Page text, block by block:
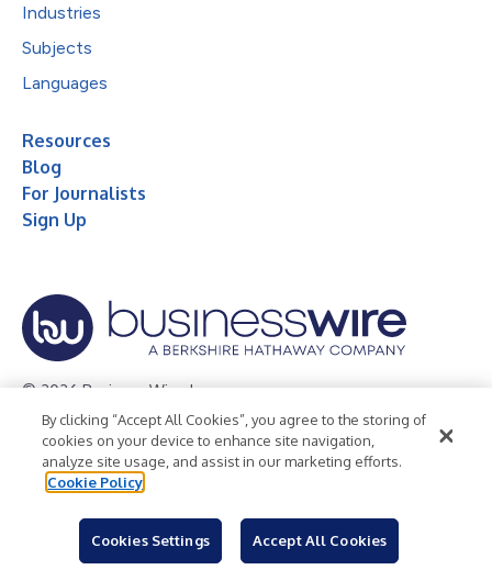
Industries
Subjects
Languages
Resources
Blog
For Journalists
Sign Up
© 2026 Business Wire, Inc.
Privacy Policy Cookie Policy
Accessibility Statement
Terms of Use
Legal
By clicking “Accept All Cookies”, you agree to the storing of
cookies on your device to enhance site navigation,
analyze site usage, and assist in our marketing efforts.
Cookie Policy
Cookies Settings Accept All Cookies